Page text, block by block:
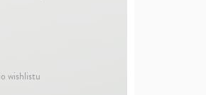
wishlistu